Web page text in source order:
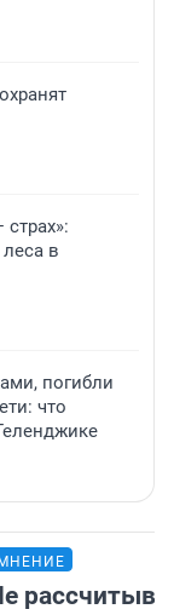
в
погибли
что
МНЕНИЕ